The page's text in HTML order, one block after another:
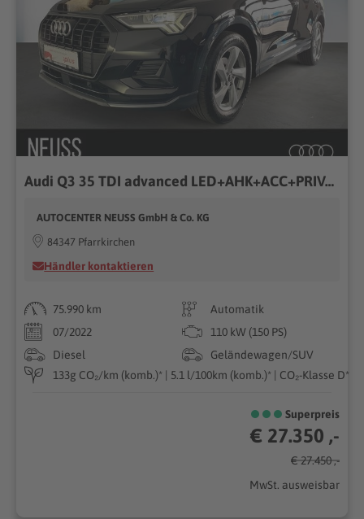
Audi Q3 35 TDI advanced LED+AHK+ACC+PRIVACY+CARPLAY+
AUTOCENTER NEUSS GmbH & Co. KG
84347 Pfarrkirchen
Händler kontaktieren
75.990 km
Automatik
07/2022
110 kW (150 PS)
Diesel
Geländewagen/SUV
133g CO₂/km (komb.)* | 5.1 l/100km (komb.)* | CO₂-Klasse D*
Superpreis
€ 27.350 ,-
€ 27.450 ,-
MwSt. ausweisbar